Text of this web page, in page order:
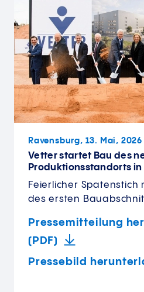
Ravensburg, 13. Mai, 2026
Vetter startet Bau des
Produktionsstandorts in
Feierlicher Spatenstich
des ersten
Pressemitteilung
(PDF)
Pressebild